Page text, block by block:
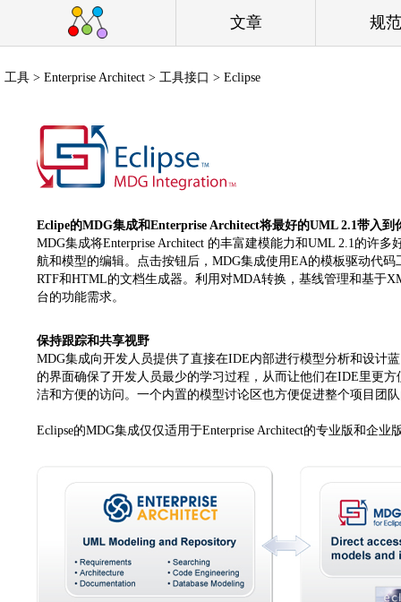
文章 规范
工具 > Enterprise Architect > 工具接口 > Eclipse
Eclipe的MDG集成和Enterprise Architect将最好的UML 2.1带入到
MDG集成将Enterprise Architect 的丰富建模能力和UML 2.1的许
航和模型的编辑。点击按钮后，MDG集成使用EA的模板驱动代
RTF和HTML的文档生成器。利用对MDA转换，基线管理和基于
台的功能需求。
保持跟踪和共享视野
MDG集成向开发人员提供了直接在IDE内部进行模型分析和设计
的界面确保了开发人员最少的学习过程，从而让他们在IDE里更
洁和方便的访问。一个内置的模型讨论区也方便促进整个项目团
Eclipse的MDG集成仅仅适用于Enterprise Architect的专业版和企业